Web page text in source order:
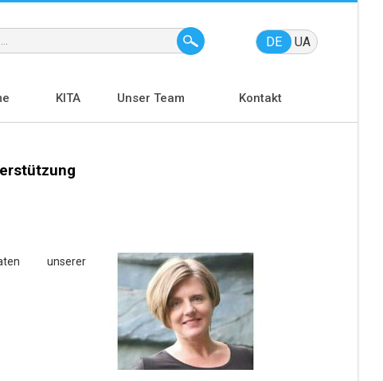
DE UA
KITA Unser Team Kontakt
unserer